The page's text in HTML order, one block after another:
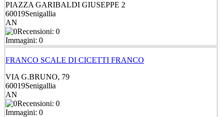
PIAZZA GARIBALDI GIUSEPPE 2
60019Senigallia
AN
Recensioni: 0
Immagini: 0
FRANCO SCALE DI CICETTI FRANCO
VIA G.BRUNO, 79
60019Senigallia
AN
Recensioni: 0
Immagini: 0